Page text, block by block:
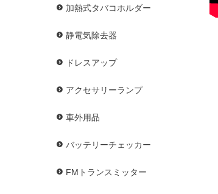
加熱式タバコホルダー
静電気除去器
ドレスアップ
アクセサリーランプ
車外用品
バッテリーチェッカー
FMトランスミッター